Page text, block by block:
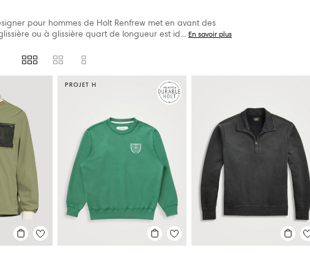
pour hommes de Holt Renfrew met en avant des
ou à glissière quart de longueur est id... En savoir plus
OF CANADA
& BONE
CHAMP
BARAKETT
ROGERS
STONE ISLAND
STONE ISLAND X NEW BALANCE
THEORY
THOM BROWNE
TOM FORD
PROJET H